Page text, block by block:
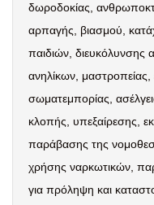
δωροδοκίας,
αρπαγής, βιασμού,
παιδιών, διευκόλυνσης
ανηλίκων,
σωματεμπορίας,
κλοπής, υπεξαίρεσης,
παράβασης της
χρήσης ναρκωτικών,
για πρόληψη και